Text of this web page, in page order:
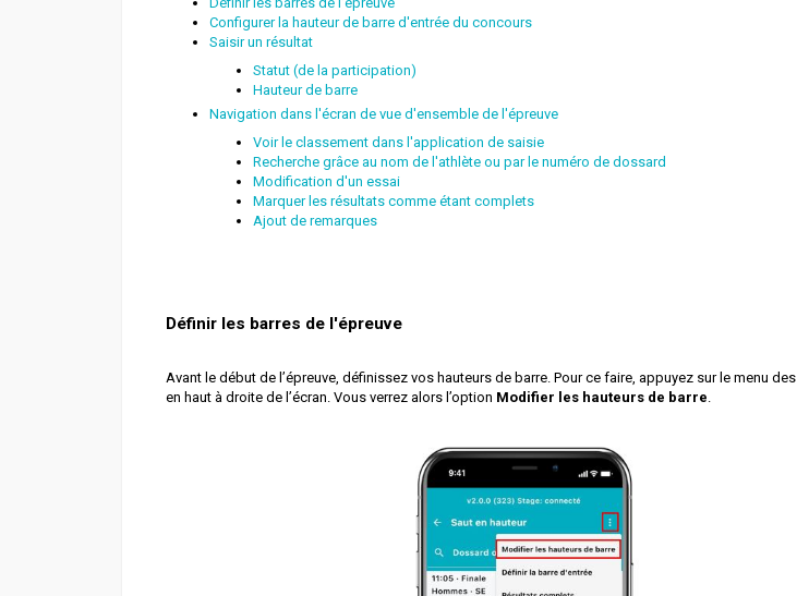
Configurer la hauteur de barre d'entrée du concours
Saisir un résultat
Statut (de la participation)
Hauteur de barre
Navigation dans l'écran de vue d'ensemble de l'épreuve
Voir le classement dans l'application de saisie
Recherche grâce au nom de l'athlète ou par le numéro de dossard
Modification d'un essai
Marquer les résultats comme étant complets
Ajout de remarques
Définir les barres de l'épreuve
Avant le début de l’épreuve, définissez vos hauteurs de barre. Pour ce faire, appuyez sur le menu des
en haut à droite de l’écran. Vous verrez alors l’option Modifier les hauteurs de barre.